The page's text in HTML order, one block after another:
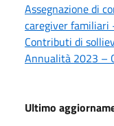
Assegnazione di
caregiver
Contributi di
Annualità 2023 –
Ultimo